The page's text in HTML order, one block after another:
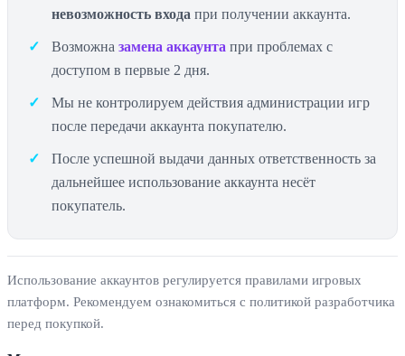
невозможность входа при получении аккаунта.
Возможна замена аккаунта при проблемах с
доступом в первые 2 дня.
Мы не контролируем действия администрации игр
после передачи аккаунта покупателю.
После успешной выдачи данных ответственность за
дальнейшее использование аккаунта несёт
покупатель.
Использование аккаунтов регулируется правилами игровых
платформ. Рекомендуем ознакомиться с политикой разработчика
перед покупкой.